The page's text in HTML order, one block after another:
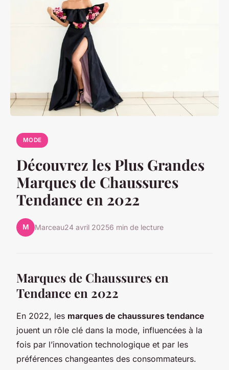
MODE
Découvrez les Plus Grandes
Marques de Chaussures
Tendance en 2022
M Marceau24 avril 20256 min de lecture
Marques de Chaussures en
Tendance en 2022
En 2022, les marques de chaussures tendance
jouent un rôle clé dans la mode, influencées à la
fois par l’innovation technologique et par les
préférences changeantes des consommateurs.